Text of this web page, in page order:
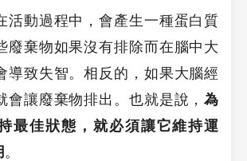
活動過程中，會產生一種蛋白質
廢棄物如果沒有排除而在腦中大
導致失智。相反的，如果大腦經
會讓廢棄物排出。也就是說，為
最佳狀態，就必須讓它維持運
。